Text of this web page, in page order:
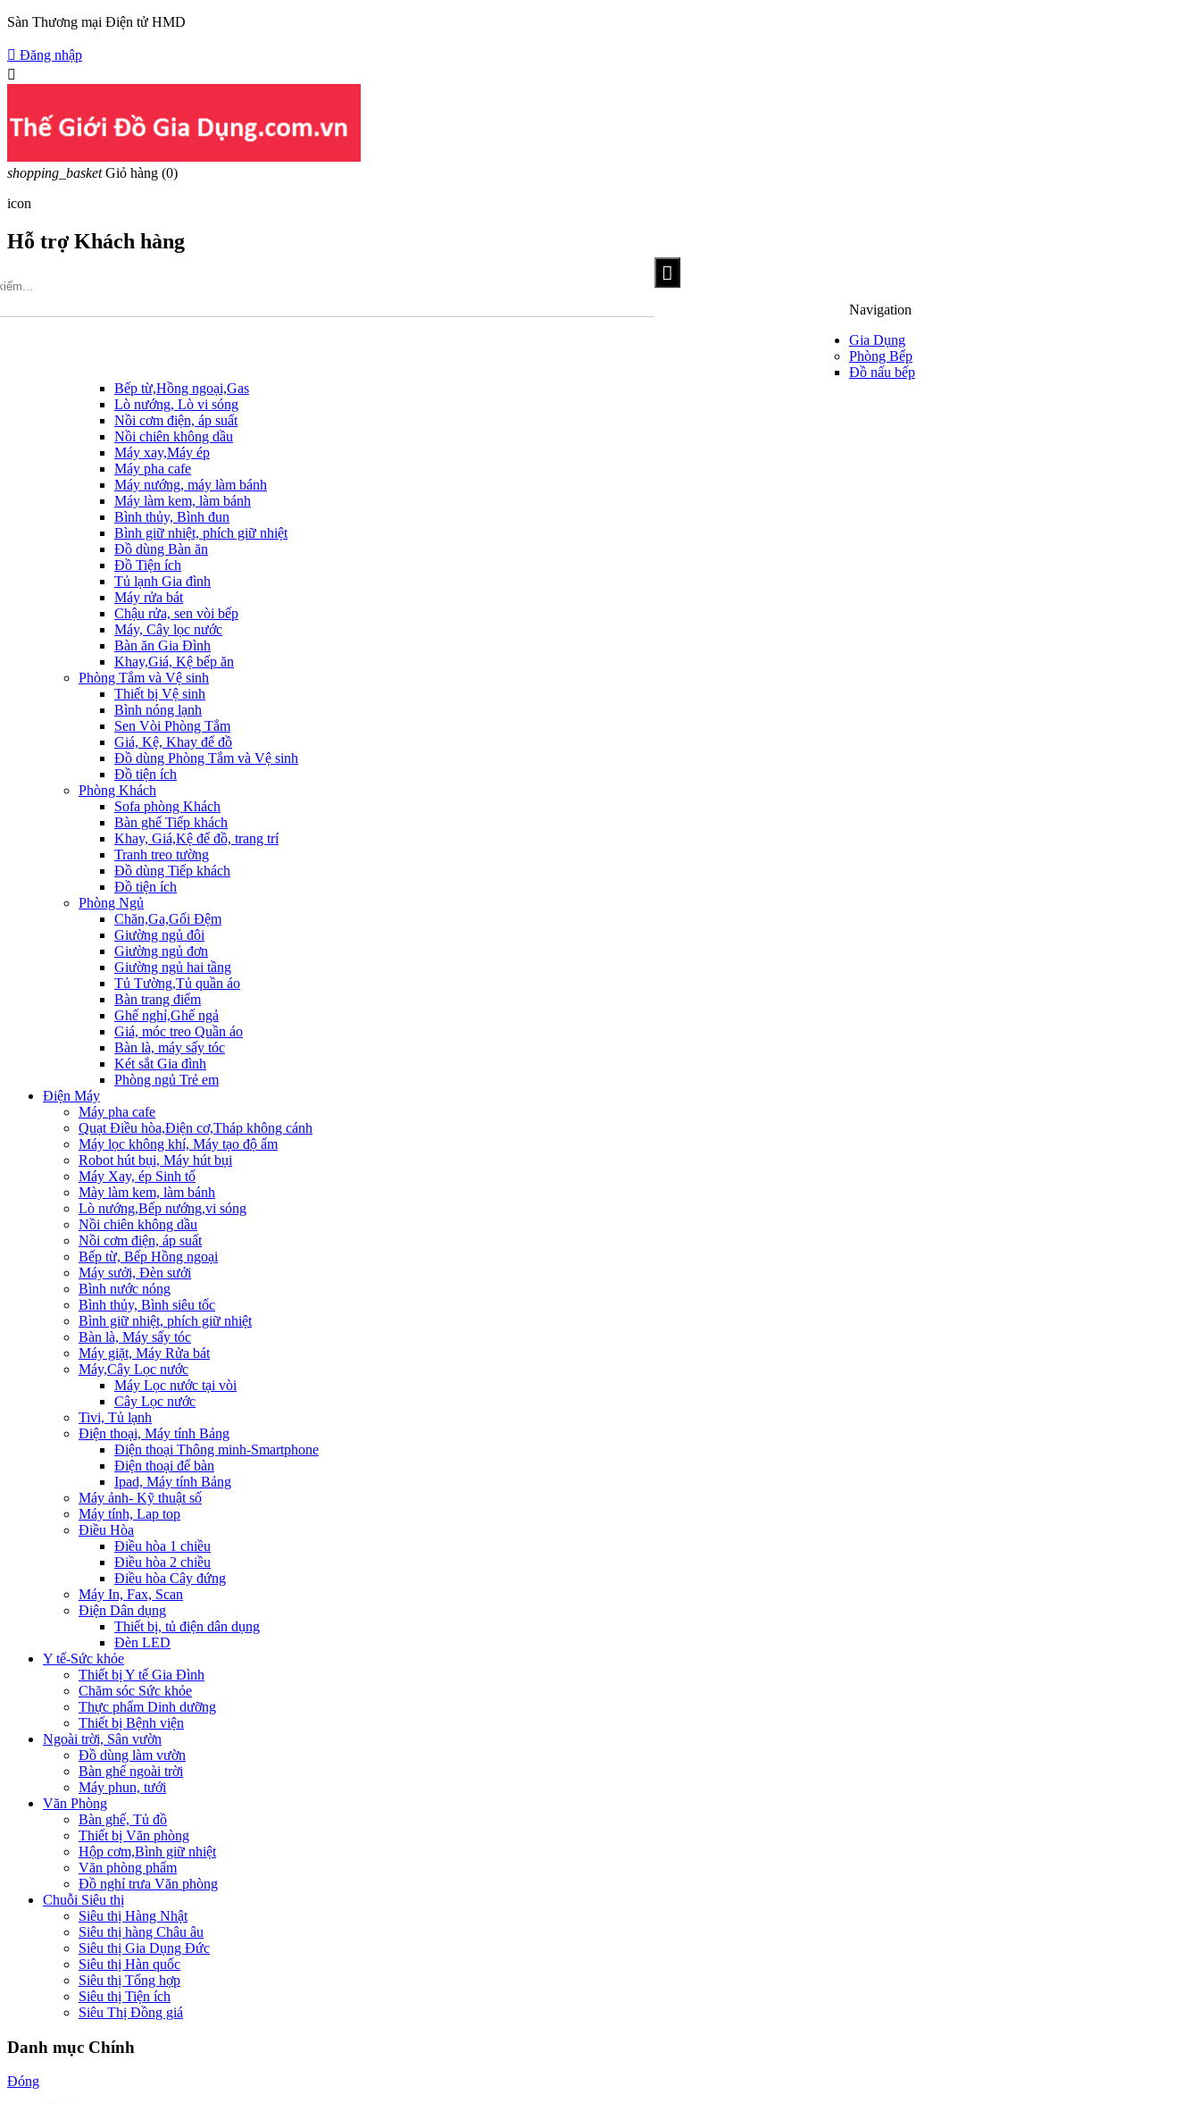
Sàn Thương mại Điện tử HMD
 Đăng nhập

shopping_basket Giỏ hàng (0)
icon
Hỗ trợ Khách hàng
Hotline: 09317.456.44
Navigation
Gia Dụng
Phòng Bếp
Đồ nấu bếp
Bếp từ,Hồng ngoại,Gas
Lò nướng, Lò vi sóng
Nồi cơm điện, áp suất
Nồi chiên không dầu
Máy xay,Máy ép
Máy pha cafe
Máy nướng, máy làm bánh
Máy làm kem, làm bánh
Bình thủy, Bình đun
Bình giữ nhiệt, phích giữ nhiệt
Đồ dùng Bàn ăn
Đồ Tiện ích
Tủ lạnh Gia đình
Máy rửa bát
Chậu rửa, sen vòi bếp
Máy, Cây lọc nước
Bàn ăn Gia Đình
Khay,Giá, Kệ bếp ăn
Phòng Tắm và Vệ sinh
Thiết bị Vệ sinh
Bình nóng lạnh
Sen Vòi Phòng Tắm
Giá, Kệ, Khay để đồ
Đồ dùng Phòng Tắm và Vệ sinh
Đồ tiện ích
Phòng Khách
Sofa phòng Khách
Bàn ghế Tiếp khách
Khay, Giá,Kệ để đồ, trang trí
Tranh treo tường
Đồ dùng Tiếp khách
Đồ tiện ích
Phòng Ngủ
Chăn,Ga,Gối Đệm
Giường ngủ đôi
Giường ngủ đơn
Giường ngủ hai tầng
Tủ Tường,Tủ quần áo
Bàn trang điểm
Ghế nghỉ,Ghế ngả
Giá, móc treo Quần áo
Bàn là, máy sấy tóc
Két sắt Gia đình
Phòng ngủ Trẻ em
Điện Máy
Máy pha cafe
Quạt Điều hòa,Điện cơ,Tháp không cánh
Máy lọc không khí, Máy tạo độ ẩm
Robot hút bụi, Máy hút bụi
Máy Xay, ép Sinh tố
Mày làm kem, làm bánh
Lò nướng,Bếp nướng,vi sóng
Nồi chiên không dầu
Nồi cơm điện, áp suất
Bếp từ, Bếp Hồng ngoại
Máy sưởi, Đèn sưởi
Bình nước nóng
Bình thủy, Bình siêu tốc
Bình giữ nhiệt, phích giữ nhiệt
Bàn là, Máy sấy tóc
Máy giặt, Máy Rửa bát
Máy,Cây Lọc nước
Máy Lọc nước tại vòi
Cây Lọc nước
Tivi, Tủ lạnh
Điện thoại, Máy tính Bảng
Điện thoại Thông minh-Smartphone
Điện thoại để bàn
Ipad, Máy tính Bảng
Máy ảnh- Kỹ thuật số
Máy tính, Lap top
Điều Hòa
Điều hòa 1 chiều
Điều hòa 2 chiều
Điều hòa Cây đứng
Máy In, Fax, Scan
Điện Dân dụng
Thiết bị, tủ điện dân dụng
Đèn LED
Y tế-Sức khỏe
Thiết bị Y tế Gia Đình
Chăm sóc Sức khỏe
Thực phẩm Dinh dưỡng
Thiết bị Bệnh viện
Ngoài trời, Sân vườn
Đồ dùng làm vườn
Bàn ghế ngoài trời
Máy phun, tưới
Văn Phòng
Bàn ghế, Tủ đồ
Thiết bị Văn phòng
Hộp cơm,Bình giữ nhiệt
Văn phòng phẩm
Đồ nghỉ trưa Văn phòng
Chuỗi Siêu thị
Siêu thị Hàng Nhật
Siêu thị hàng Châu âu
Siêu thị Gia Dụng Đức
Siêu thị Hàn quốc
Siêu thị Tổng hợp
Siêu thị Tiện ích
Siêu Thị Đồng giá
Danh mục Chính
Đóng